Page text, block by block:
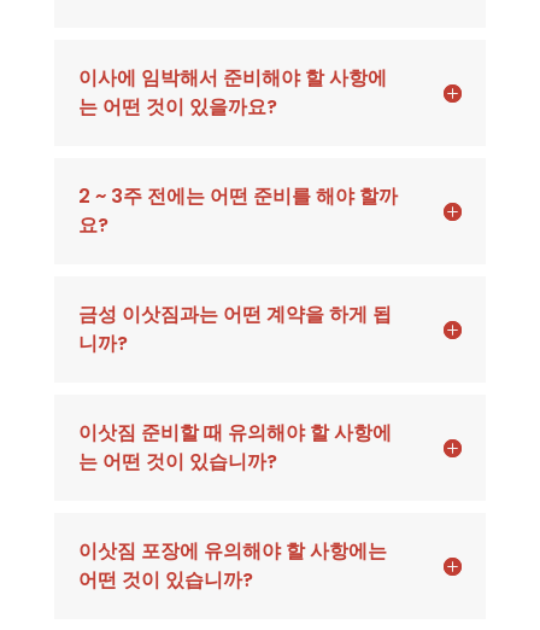
이사에 임박해서 준비해야 할 사항에
는 어떤 것이 있을까요?
2 ~ 3주 전에는 어떤 준비를 해야 할까
요?
금성 이삿짐과는 어떤 계약을 하게 됩
니까?
이삿짐 준비할 때 유의해야 할 사항에
는 어떤 것이 있습니까?
이삿짐 포장에 유의해야 할 사항에는
어떤 것이 있습니까?